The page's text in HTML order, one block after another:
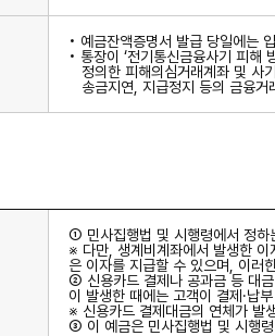
• 예금잔액증명서 발급 당일에는
• 통장이 ‘전기통신금융사기 피해
정의한 피해의심거래계좌 및 사
송금지연, 지급정지 등의 금융거
① 민사집행법 및 시행령에서 정하
※ 다만, 생계비계좌에서 발생한
은 이자를 지급할 수 있으며, 이러
② 신용카드 결제나 공과금 등 대금
이 발생한 때에는 고객이 결제·납
※ 신용카드 결제대금의 연체가 발
③ 이 예금은 민사집행법 및 시행